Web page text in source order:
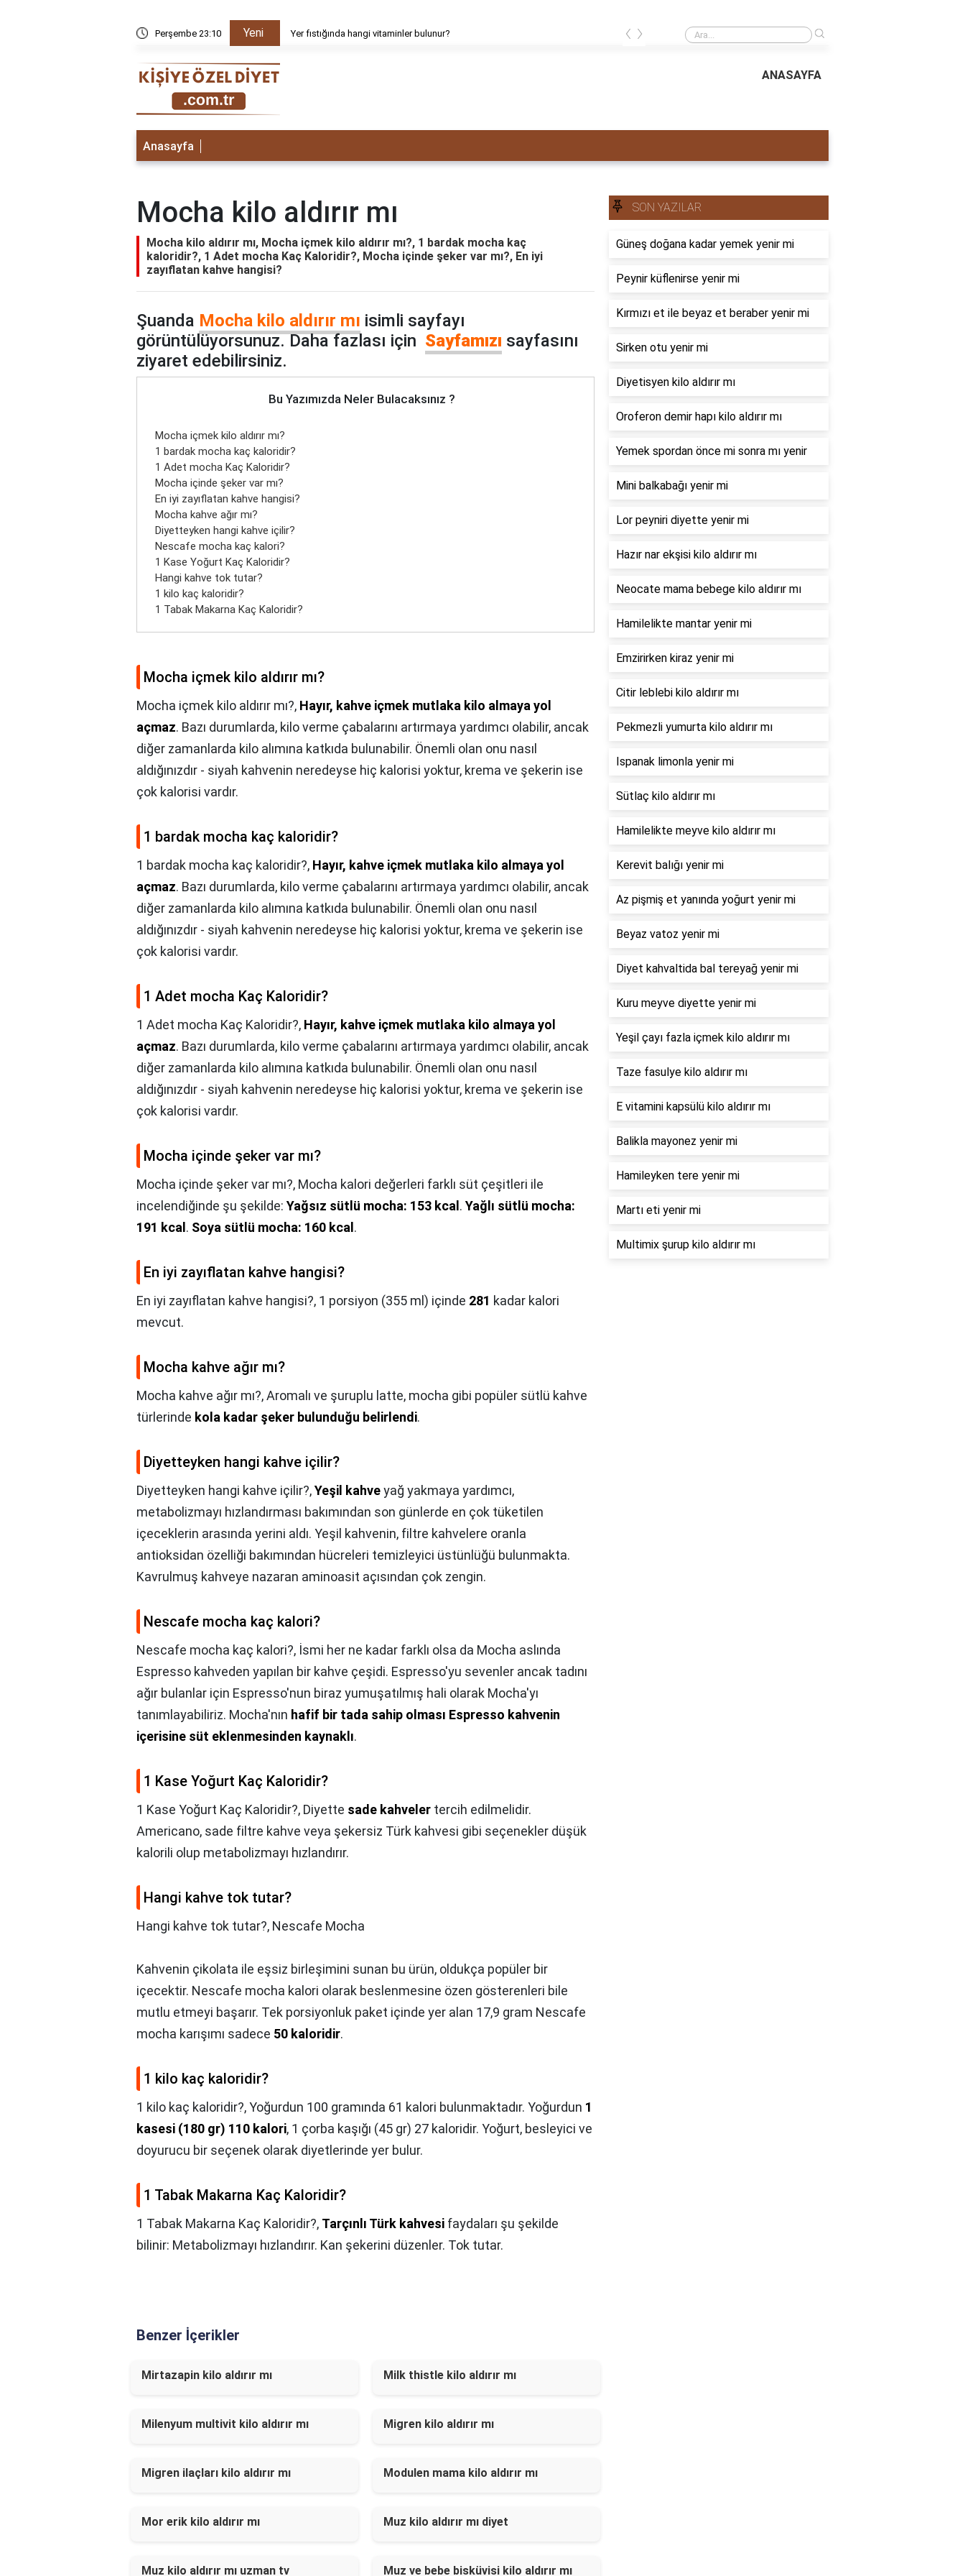
Perşembe 23:10 Yeni Yer fıstığında hangi vitaminler bulunur? Yer fıstığında hangi vitaminler bulunur?
‹ ›
ANASAYFA
Anasayfa
Mocha kilo aldırır mı
Mocha kilo aldırır mı, Mocha içmek kilo aldırır mı?, 1 bardak mocha kaç
kaloridir?, 1 Adet mocha Kaç Kaloridir?, Mocha içinde şeker var mı?, En iyi
zayıflatan kahve hangisi?
Şuanda Mocha kilo aldırır mı isimli sayfayı
görüntülüyorsunuz. Daha fazlası için Sayfamızı sayfasını
ziyaret edebilirsiniz.
Bu Yazımızda Neler Bulacaksınız ?
Mocha içmek kilo aldırır mı?
1 bardak mocha kaç kaloridir?
1 Adet mocha Kaç Kaloridir?
Mocha içinde şeker var mı?
En iyi zayıflatan kahve hangisi?
Mocha kahve ağır mı?
Diyetteyken hangi kahve içilir?
Nescafe mocha kaç kalori?
1 Kase Yoğurt Kaç Kaloridir?
Hangi kahve tok tutar?
1 kilo kaç kaloridir?
1 Tabak Makarna Kaç Kaloridir?
Mocha içmek kilo aldırır mı?
Mocha içmek kilo aldırır mı?, Hayır, kahve içmek mutlaka kilo almaya yol
açmaz. Bazı durumlarda, kilo verme çabalarını artırmaya yardımcı olabilir, ancak
diğer zamanlarda kilo alımına katkıda bulunabilir. Önemli olan onu nasıl
aldığınızdır - siyah kahvenin neredeyse hiç kalorisi yoktur, krema ve şekerin ise
çok kalorisi vardır.
1 bardak mocha kaç kaloridir?
1 bardak mocha kaç kaloridir?, Hayır, kahve içmek mutlaka kilo almaya yol
açmaz. Bazı durumlarda, kilo verme çabalarını artırmaya yardımcı olabilir, ancak
diğer zamanlarda kilo alımına katkıda bulunabilir. Önemli olan onu nasıl
aldığınızdır - siyah kahvenin neredeyse hiç kalorisi yoktur, krema ve şekerin ise
çok kalorisi vardır.
1 Adet mocha Kaç Kaloridir?
1 Adet mocha Kaç Kaloridir?, Hayır, kahve içmek mutlaka kilo almaya yol
açmaz. Bazı durumlarda, kilo verme çabalarını artırmaya yardımcı olabilir, ancak
diğer zamanlarda kilo alımına katkıda bulunabilir. Önemli olan onu nasıl
aldığınızdır - siyah kahvenin neredeyse hiç kalorisi yoktur, krema ve şekerin ise
çok kalorisi vardır.
Mocha içinde şeker var mı?
Mocha içinde şeker var mı?, Mocha kalori değerleri farklı süt çeşitleri ile
incelendiğinde şu şekilde: Yağsız sütlü mocha: 153 kcal . Yağlı sütlü mocha:
191 kcal . Soya sütlü mocha: 160 kcal .
En iyi zayıflatan kahve hangisi?
En iyi zayıflatan kahve hangisi?, 1 porsiyon (355 ml) içinde 281 kadar kalori
mevcut.
Mocha kahve ağır mı?
Mocha kahve ağır mı?,Aromalı ve şuruplu latte, mocha gibi popüler sütlü kahve
türlerinde kola kadar şeker bulunduğu belirlendi.
Diyetteyken hangi kahve içilir?
Diyetteyken hangi kahve içilir?,Yeşil kahveyağ yakmaya yardımcı,
metabolizmayı hızlandırması bakımından son günlerde en çok tüketilen
içeceklerin arasında yerini aldı. Yeşil kahvenin, filtre kahvelere oranla
antioksidan özelliği bakımından hücreleri temizleyici üstünlüğü bulunmakta.
Kavrulmuş kahveye nazaran aminoasit açısından çok zengin.
Nescafe mocha kaç kalori?
Nescafe mocha kaç kalori?, İsmi her ne kadar farklı olsa da Mocha aslında
Espresso kahveden yapılan bir kahve çeşidi. Espresso'yu sevenler ancak tadını
ağır bulanlar için Espresso'nun biraz yumuşatılmış hali olarak Mocha'yı
tanımlayabiliriz. Mocha'nın hafif bir tada sahip olması Espresso kahvenin
içerisine süt eklenmesinden kaynaklı.
1 Kase Yoğurt Kaç Kaloridir?
1 Kase Yoğurt Kaç Kaloridir?, Diyette sade kahveler tercih edilmelidir.
Americano, sade filtre kahve veya şekersiz Türk kahvesi gibi seçenekler düşük
kalorili olup metabolizmayı hızlandırır.
Hangi kahve tok tutar?
Hangi kahve tok tutar?, Nescafe Mocha
Kahvenin çikolata ile eşsiz birleşimini sunan bu ürün, oldukça popüler bir
içecektir. Nescafe mocha kalori olarak beslenmesine özen gösterenleri bile
mutlu etmeyi başarır. Tek porsiyonluk paket içinde yer alan 17,9 gram Nescafe
mocha karışımı sadece 50 kaloridir.
1 kilo kaç kaloridir?
1 kilo kaç kaloridir?,Yoğurdun 100 gramında 61 kalori bulunmaktadır. Yoğurdun 1
kasesi (180 gr) 110 kalori, 1 çorba kaşığı (45 gr) 27 kaloridir. Yoğurt, besleyici ve
doyurucu bir seçenek olarak diyetlerinde yer bulur.
1 Tabak Makarna Kaç Kaloridir?
1 Tabak Makarna Kaç Kaloridir?, Tarçınlı Türk kahvesi faydaları şu şekilde
bilinir: Metabolizmayı hızlandırır. Kan şekerini düzenler. Tok tutar.
Benzer İçerikler
Mirtazapin kilo aldırır mı Milk thistle kilo aldırır mı
Milenyum multivit kilo aldırır mı Migren kilo aldırır mı
Migren ilaçları kilo aldırır mı Modulen mama kilo aldırır mı
Mor erik kilo aldırır mı Muz kilo aldırır mı diyet
Muz kilo aldırır mı uzman tv Muz ve bebe bisküvisi kilo aldırır mı
SON YAZILAR
Güneş doğana kadar yemek yenir mi
Peynir küflenirse yenir mi
Kırmızı et ile beyaz et beraber yenir mi
Sirken otu yenir mi
Diyetisyen kilo aldırır mı
Oroferon demir hapı kilo aldırır mı
Yemek spordan önce mi sonra mı yenir
Mini balkabağı yenir mi
Lor peyniri diyette yenir mi
Hazır nar ekşisi kilo aldırır mı
Neocate mama bebege kilo aldırır mı
Hamilelikte mantar yenir mi
Emzirirken kiraz yenir mi
Citir leblebi kilo aldırır mı
Pekmezli yumurta kilo aldırır mı
Ispanak limonla yenir mi
Sütlaç kilo aldırır mı
Hamilelikte meyve kilo aldırır mı
Kerevit balığı yenir mi
Az pişmiş et yanında yoğurt yenir mi
Beyaz vatoz yenir mi
Diyet kahvaltida bal tereyağ yenir mi
Kuru meyve diyette yenir mi
Yeşil çayı fazla içmek kilo aldırır mı
Taze fasulye kilo aldırır mı
E vitamini kapsülü kilo aldırır mı
Balikla mayonez yenir mi
Hamileyken tere yenir mi
Martı eti yenir mi
Multimix şurup kilo aldırır mı